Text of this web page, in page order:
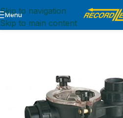
Skip to navigation
Skip to main content
Menu
Inicio BOMBAS MOTOBOMBAS